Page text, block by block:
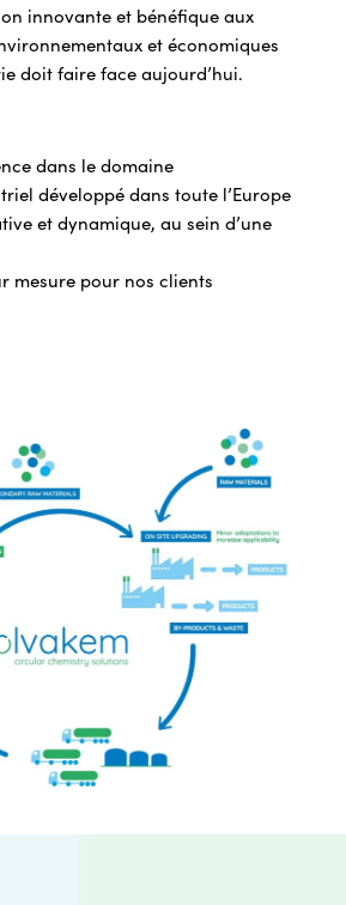
innovante et bénéfique aux
et économiques
doit faire face aujourd’hui.
dans le domaine
développé dans toute l’Europe
et dynamique, au sein d’une
mesure pour nos clients